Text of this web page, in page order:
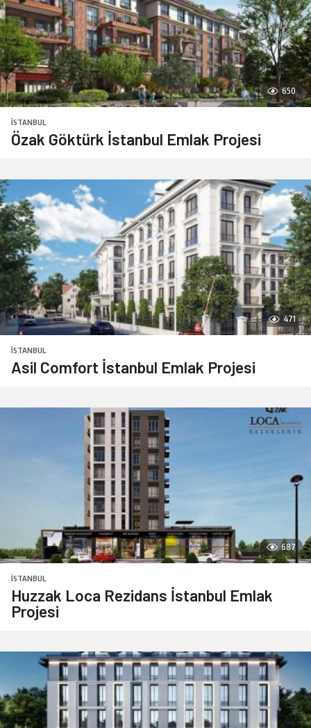
650
İSTANBUL
Özak Göktürk İstanbul Emlak Projesi
471
İSTANBUL
Asil Comfort İstanbul Emlak Projesi
687
İSTANBUL
Huzzak Loca Rezidans İstanbul Emlak
Projesi